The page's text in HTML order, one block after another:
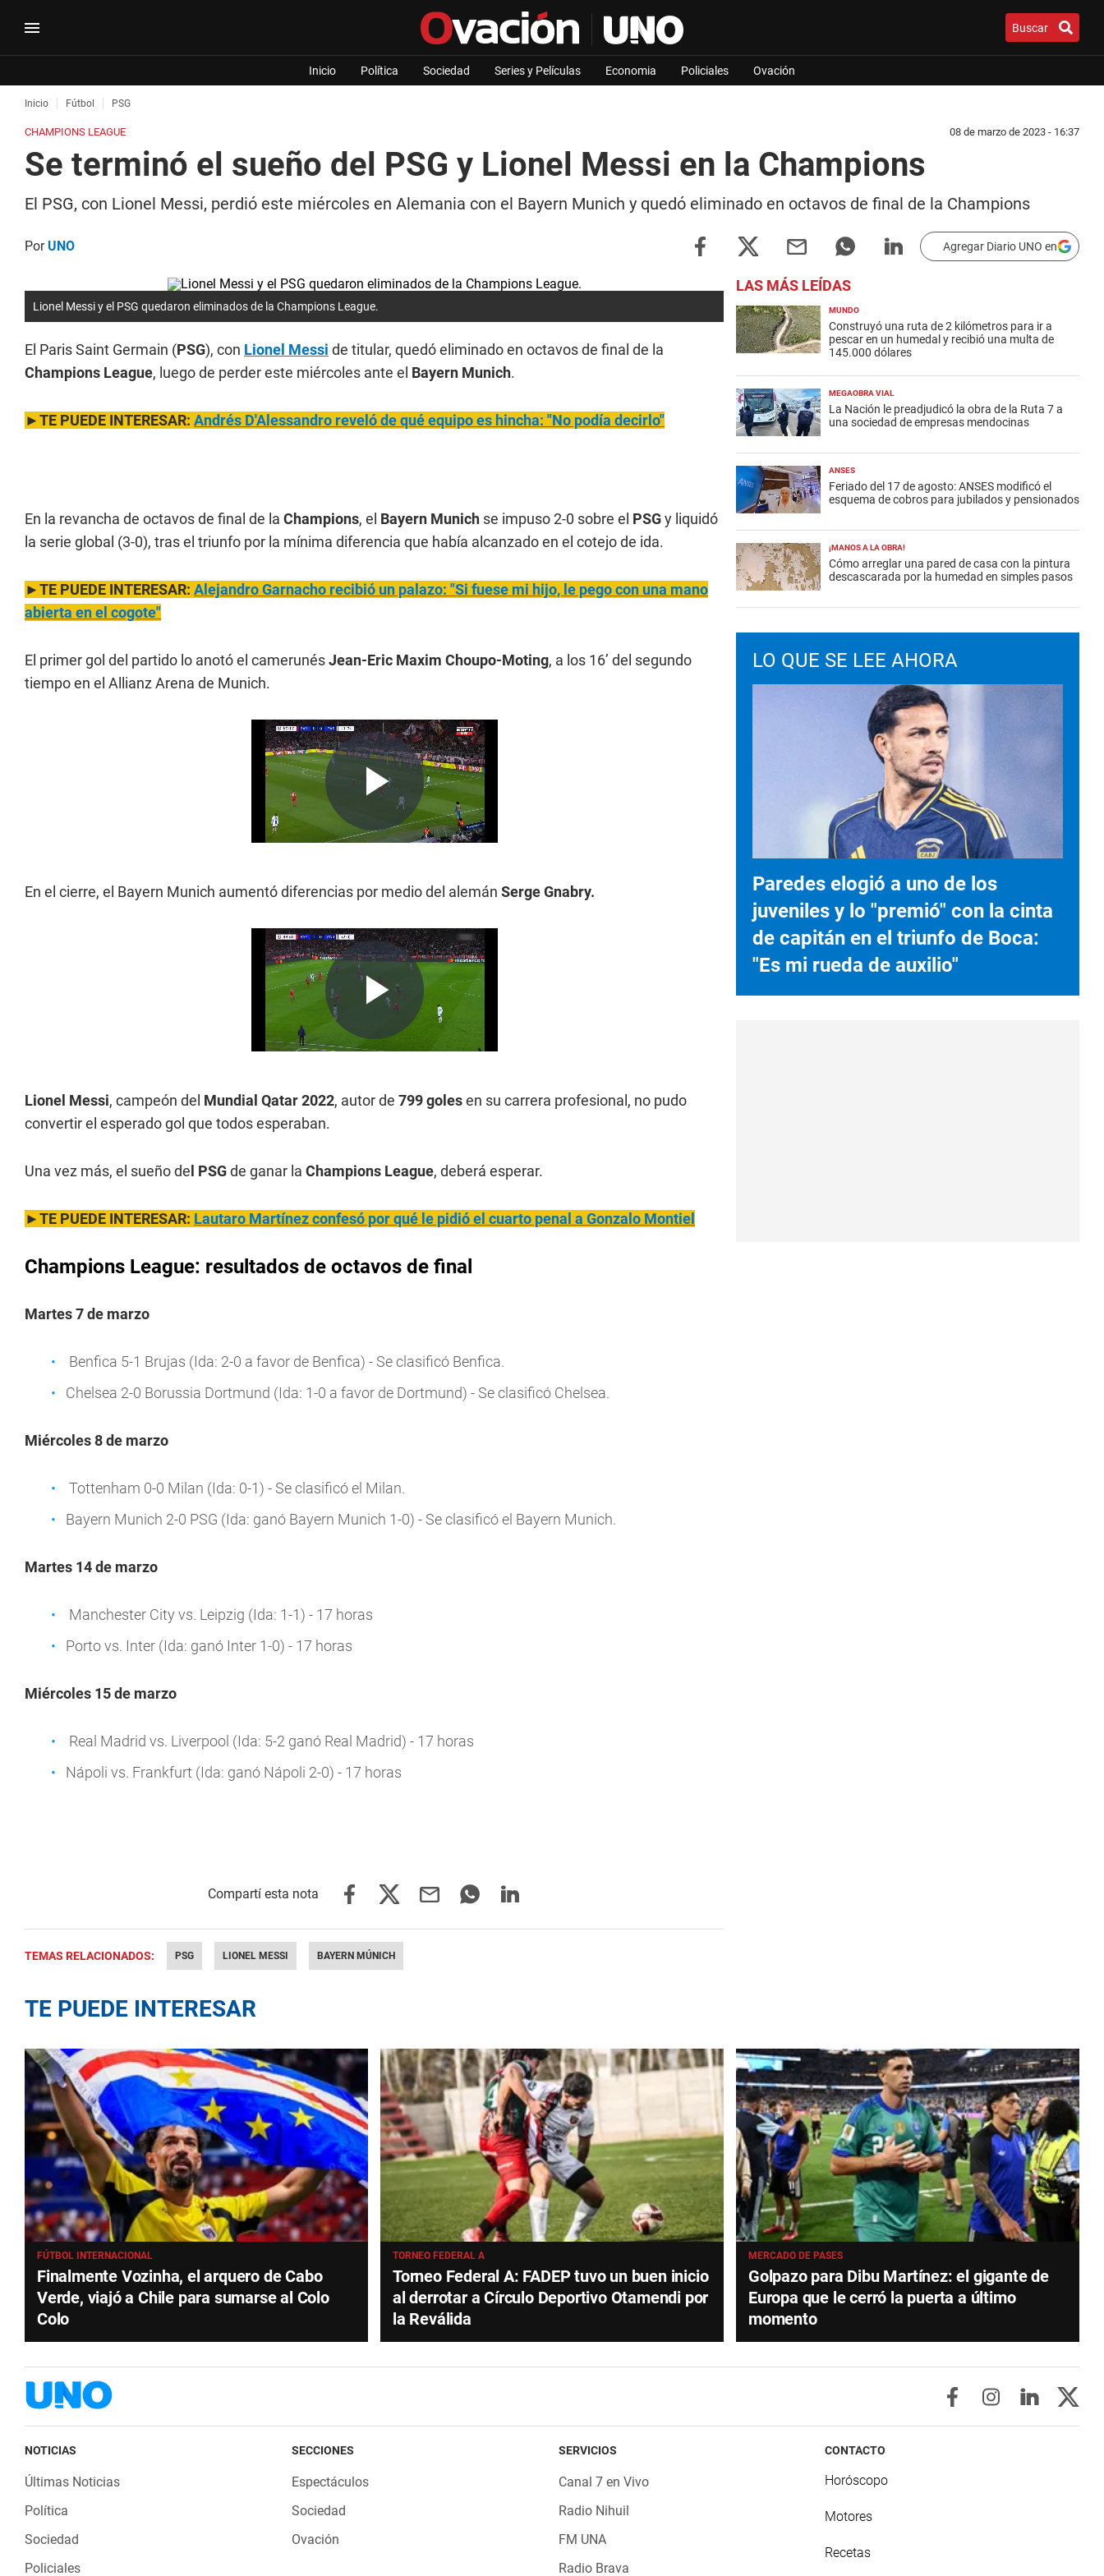
Buscar
Inicio Política Sociedad Series y Películas Economia Policiales Ovación
Inicio Fútbol PSG
CHAMPIONS LEAGUE 08 de marzo de 2023 - 16:37
Se terminó el sueño del PSG y Lionel Messi en la Champions
El PSG, con Lionel Messi, perdió este miércoles en Alemania con el Bayern Munich y quedó eliminado en octavos de final de la Champions
PorUNO Agregar Diario UNO en
Lionel Messi y el PSG quedaron eliminados de la Champions League.
El Paris Saint Germain (PSG), con Lionel Messi de titular, quedó eliminado en octavos de final de la
Champions League, luego de perder este miércoles ante el Bayern Munich.
►TE PUEDE INTERESAR: Andrés D'Alessandro reveló de qué equipo es hincha: "No podía decirlo"
En la revancha de octavos de final de la Champions, el Bayern Munich se impuso 2-0 sobre el PSGy liquidó
la serie global (3-0), tras el triunfo por la mínima diferencia que había alcanzado en el cotejo de ida.
►TE PUEDE INTERESAR: Alejandro Garnacho recibió un palazo: "Si fuese mi hijo, le pego con una mano
abierta en el cogote"
El primer gol del partido lo anotó el camerunésJean-Eric Maxim Choupo-Moting, a los 16’ del segundo
tiempo en el Allianz Arena de Munich.
En el cierre, el Bayern Munich aumentó diferencias por medio del alemán Serge Gnabry.
Lionel Messi, campeón del Mundial Qatar 2022, autor de 799 golesen su carrera profesional, no pudo
convertir el esperado gol que todos esperaban.
Una vez más, el sueño de l PSGde ganar la Champions League, deberá esperar.
►TE PUEDE INTERESAR: Lautaro Martínez confesó por qué le pidió el cuarto penal a Gonzalo Montiel
Champions League: resultados de octavos de final
Martes 7 de marzo
Benfica 5-1 Brujas (Ida: 2-0 a favor de Benfica) - Se clasificó Benfica.
Chelsea 2-0 Borussia Dortmund (Ida: 1-0 a favor de Dortmund) - Se clasificó Chelsea.
Miércoles 8 de marzo
Tottenham 0-0 Milan (Ida: 0-1) - Se clasificó el Milan.
Bayern Munich 2-0 PSG (Ida: ganó Bayern Munich 1-0) - Se clasificó el Bayern Munich.
Martes 14 de marzo
Manchester City vs. Leipzig (Ida: 1-1) - 17 horas
Porto vs. Inter (Ida: ganó Inter 1-0) - 17 horas
Miércoles 15 de marzo
Real Madrid vs. Liverpool (Ida: 5-2 ganó Real Madrid) - 17 horas
Nápoli vs. Frankfurt (Ida: ganó Nápoli 2-0) - 17 horas
TEMAS RELACIONADOS: PSG LIONEL MESSI BAYERN MÚNICH
LAS MÁS LEÍDAS
MUNDO
Construyó una ruta de 2 kilómetros para ir a
pescar en un humedal y recibió una multa de
145.000 dólares
MEGAOBRA VIAL
La Nación le preadjudicó la obra de la Ruta 7 a
una sociedad de empresas mendocinas
ANSES
Feriado del 17 de agosto: ANSES modificó el
esquema de cobros para jubilados y pensionados
¡MANOS A LA OBRA!
Cómo arreglar una pared de casa con la pintura
descascarada por la humedad en simples pasos
LO QUE SE LEE AHORA
Paredes elogió a uno de los
juveniles y lo "premió" con la cinta
de capitán en el triunfo de Boca:
"Es mi rueda de auxilio"
TE PUEDE INTERESAR
FÚTBOL INTERNACIONAL
Finalmente Vozinha, el arquero de Cabo
Verde, viajó a Chile para sumarse al Colo
Colo
TORNEO FEDERAL A
Torneo Federal A: FADEP tuvo un buen inicio
al derrotar a Círculo Deportivo Otamendi por
la Reválida
MERCADO DE PASES
Golpazo para Dibu Martínez: el gigante de
Europa que le cerró la puerta a último
momento
NOTICIAS
Últimas Noticias
Política
Sociedad
Policiales
SECCIONES
Espectáculos
Sociedad
Ovación
SERVICIOS
Canal 7 en Vivo
Radio Nihuil
FM UNA
Radio Brava
CONTACTO
Horóscopo
Motores
Recetas